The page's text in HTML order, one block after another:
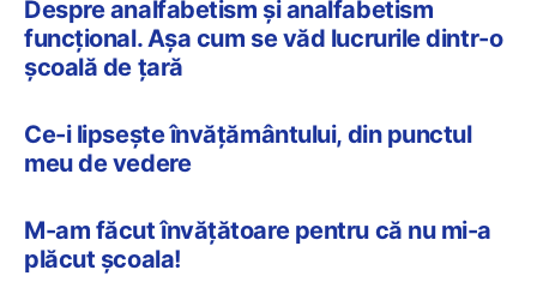
Despre analfabetism și analfabetism
funcțional. Așa cum se văd lucrurile dintr-o
școală de țară
Ce-i lipsește învățământului, din punctul
meu de vedere
M-am făcut învăţătoare pentru că nu mi-a
plăcut şcoala!